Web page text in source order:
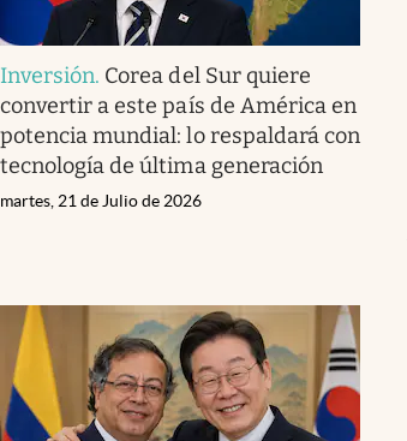
Inversión. Corea del Sur quiere
convertir a este país de América en
potencia mundial: lo respaldará con
tecnología de última generación
martes, 21 de Julio de 2026